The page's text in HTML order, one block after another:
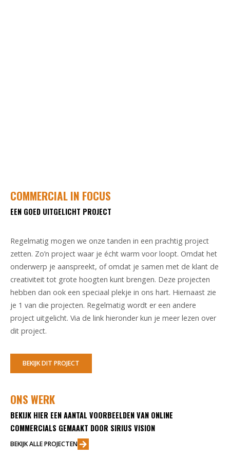
COMMERCIAL IN FOCUS
EEN GOED UITGELICHT PROJECT
Regelmatig mogen we onze tanden in een prachtig project
zetten. Zo’n project waar je écht warm voor loopt. Omdat het
onderwerp je aanspreekt, of omdat je samen met de klant de
creativiteit tot grote hoogten kunt brengen. Deze projecten
hebben dan ook een speciaal plekje in ons hart. Hiernaast zie
je 1 van die projecten. Regelmatig wordt er een andere
project uitgelicht. Via de link hieronder kun je meer lezen over
dit project.
BEKIJK DIT PROJECT
ONS WERK
BEKIJK HIER EEN AANTAL VOORBEELDEN VAN ONLINE
COMMERCIALS GEMAAKT DOOR SIRIUS VISION
BEKIJK ALLE PROJECTEN